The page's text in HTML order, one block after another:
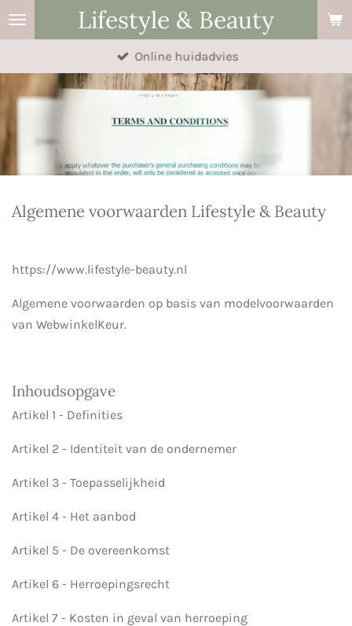
Ga
direct
hoofdinhoud
Lifestyle & Beauty
Online huidadvies
Algemene voorwaarden Lifestyle & Beauty
https://www.lifestyle-beauty.nl
Algemene voorwaarden op basis van modelvoorwaarden
van WebwinkelKeur.
Inhoudsopgave
Artikel 1 - Definities
Artikel 2 - Identiteit van de ondernemer
Artikel 3 - Toepasselijkheid
Artikel 4 - Het aanbod
Artikel 5 - De overeenkomst
Artikel 6 - Herroepingsrecht
Artikel 7 - Kosten in geval van herroeping